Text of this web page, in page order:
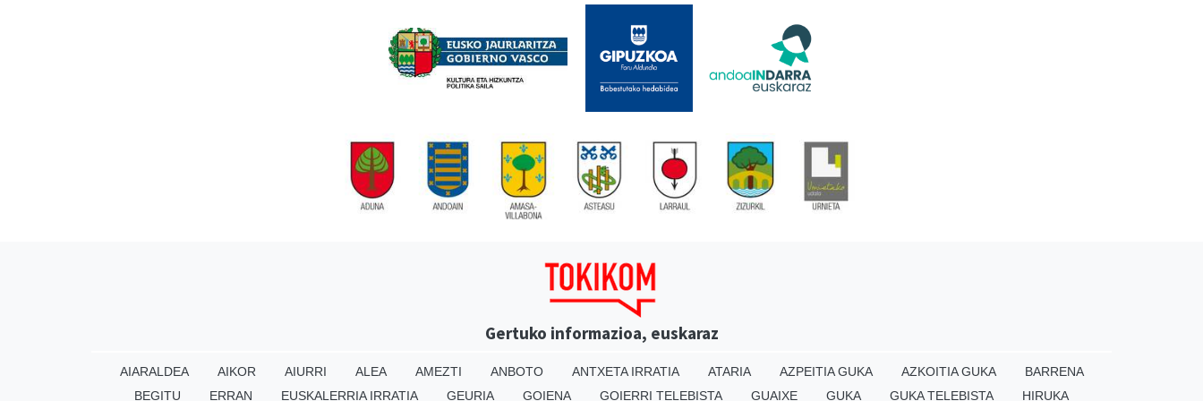
Gertuko informazioa, euskaraz
AIARALDEA AIKOR AIURRI ALEA AMEZTI ANBOTO ANTXETA IRRATIA ATARIA AZPEITIA GUKA AZKOITIA GUKA
BARRENA
BEGITU
ERRAN EUSKALERRIA IRRATIA GEURIA GOIENA GOIERRI TELEBISTA GUAIXE GUKA GUKA TELEBISTA HIRUKA